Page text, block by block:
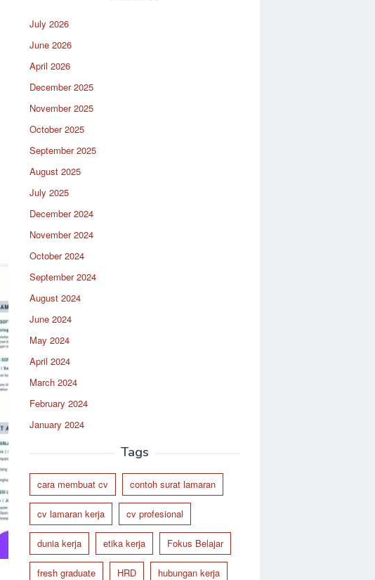
July 2026
June 2026
April 2026
December 2025
November 2025
October 2025
September 2025
August 2025
July 2025
December 2024
November 2024
October 2024
September 2024
August 2024
June 2024
May 2024
April 2024
March 2024
February 2024
January 2024
Tags
cara membuat cv contoh surat lamaran
cv lamaran kerja cv profesional
dunia kerja etika kerja Fokus Belajar
fresh graduate HRD hubungan kerja